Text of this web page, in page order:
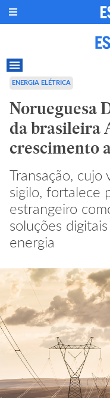
ENERGIA ELÉTRICA
Norueguesa
da brasileira
crescimento
Transação,
sigilo, fortalece
estrangeiro
soluções
energia